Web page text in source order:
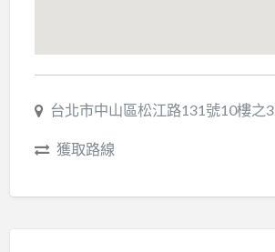
台北市中山區松江路131號10樓之3
獲取路線